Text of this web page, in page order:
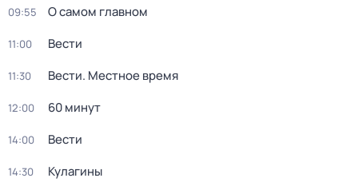
09:55 О самом главном
11:00 Вести
11:30 Вести. Местное время
12:00 60 минут
14:00 Вести
14:30 Кулагины